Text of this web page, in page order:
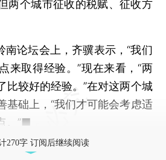
两个城市征收的税赋、征收方
论坛会上，齐骥表示，“我们
来取得经验。”现在来看，“两
比较好的经验。”在对这两个城
基础上，“我们才可能会考虑适
。”■
270字 订阅后继续阅读